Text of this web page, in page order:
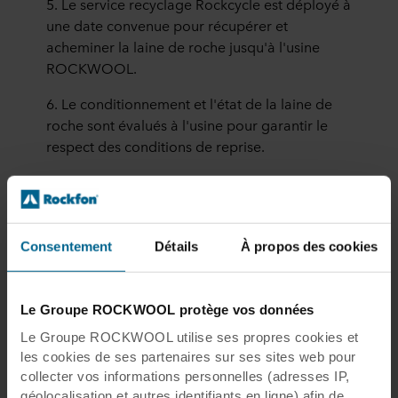
Consentement Détails À propos des cookies
Le Groupe ROCKWOOL protège vos données
Le Groupe ROCKWOOL utilise ses propres cookies et
les cookies de ses partenaires sur ses sites web pour
collecter vos informations personnelles (adresses IP,
une date convenue pour récupérer et
acheminer la laine de roche jusqu'à l'usine
ROCKWOOL.
6. Le conditionnement et l'état de la laine de
roche sont évalués à l'usine pour garantir le
respect des conditions de reprise.
7. La laine de roche est recyclée, la boucle est
bouclée !
Conditions générales de reprise
de la laine de roche :